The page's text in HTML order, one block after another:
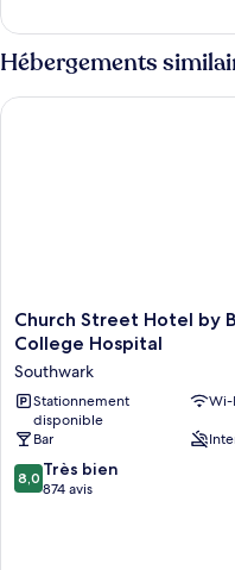
Standard
Chambre
quadruple
Standard
Hébergements
Church
Street
by
Belvilla
near
Kings
College
Hospital
Church Street Hotel by
College Hospital
Southwark
Stationnement
disponible
Wi-
Bar
8.0
sur
8,0 Très bien
874 avis
Church Street Hotel by